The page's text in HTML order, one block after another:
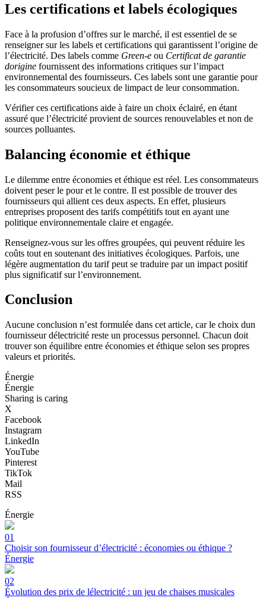
Les certifications et labels écologiques
Face à la profusion d’offres sur le marché, il est essentiel de se
renseigner sur les labels et certifications qui garantissent l’origine de
l’électricité. Des labels comme Green-e ou Certificat de garantie
dorigine fournissent des informations critiques sur l’impact
environnemental des fournisseurs. Ces labels sont une garantie pour
les consommateurs soucieux de limpact de leur consommation.
Vérifier ces certifications aide à faire un choix éclairé, en étant
assuré que l’électricité provient de sources renouvelables et non de
sources polluantes.
Balancing économie et éthique
Le dilemme entre économies et éthique est réel. Les consommateurs
doivent peser le pour et le contre. Il est possible de trouver des
fournisseurs qui allient ces deux aspects. En effet, plusieurs
entreprises proposent des tarifs compétitifs tout en ayant une
politique environnementale claire et engagée.
Renseignez-vous sur les offres groupées, qui peuvent réduire les
coûts tout en soutenant des initiatives écologiques. Parfois, une
légère augmentation du tarif peut se traduire par un impact positif
plus significatif sur l’environnement.
Conclusion
Aucune conclusion n’est formulée dans cet article, car le choix dun
fournisseur délectricité reste un processus personnel. Chacun doit
trouver son équilibre entre économies et éthique selon ses propres
valeurs et priorités.
Énergie
Énergie
Sharing is caring
X
Facebook
Instagram
LinkedIn
YouTube
Pinterest
TikTok
Mail
RSS
Énergie
01
Choisir son fournisseur d’électricité : économies ou éthique ?
Énergie
02
Évolution des prix de lélectricité : un jeu de chaises musicales